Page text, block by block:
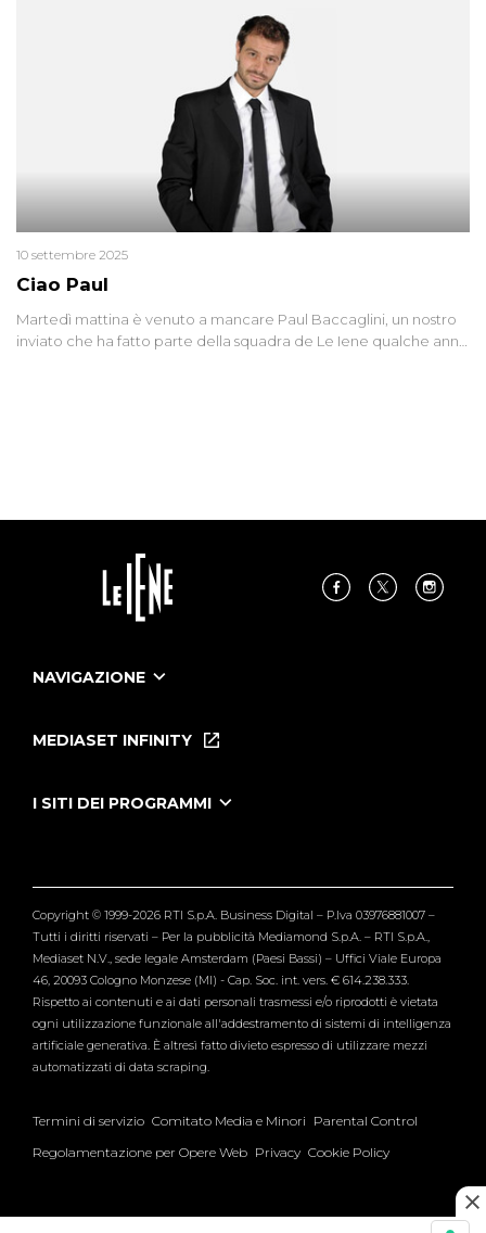
Ciao Paul
10 settembre 2025
Martedì mattina è venuto a mancare Paul Baccaglini, un nostro
inviato che ha fatto parte della squadra de Le Iene qualche anno
NAVIGAZIONE
Le Iene Presentano Inside
Tutti i servizi
MEDIASET INFINITY
I SITI DEI PROGRAMMI
Verissimo
Copyright © 1999-2026 RTI S.p.A. Business Digital – P.Iva 03976881007 –
Tutti i diritti riservati – Per la pubblicità Mediamond S.p.A. – RTI S.p.A.,
Mediaset N.V., sede legale Amsterdam (Paesi Bassi) – Uffici Viale Europa
46, 20093 Cologno Monzese (MI) - Cap. Soc. int. vers. € 614.238.333.
Rispetto ai contenuti e ai dati personali trasmessi e/o riprodotti è vietata
ogni utilizzazione funzionale all'addestramento di sistemi di intelligenza
artificiale generativa. È altresì fatto divieto espresso di utilizzare mezzi
automatizzati di data scraping.
Termini di servizio Comitato Media e Minori Parental Control
Regolamentazione per Opere Web Privacy Cookie Policy